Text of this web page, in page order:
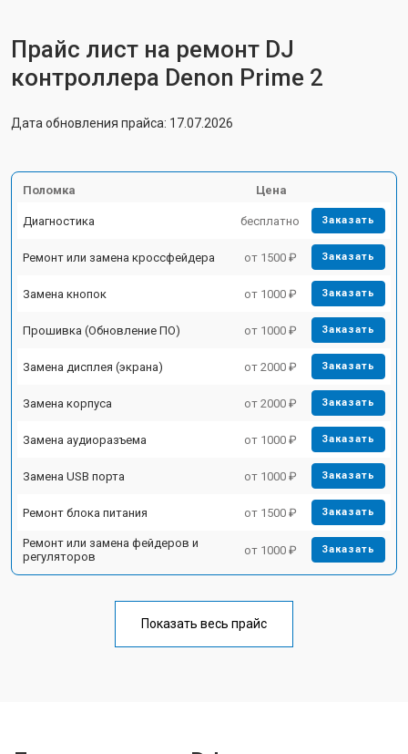
Прайс лист на ремонт DJ
контроллера Denon Prime 2
Дата обновления прайса: 17.07.2026
Поломка Цена
Диагностика бесплатно Заказать
Ремонт или замена кроссфейдера от 1500 ₽ Заказать
Замена кнопок от 1000 ₽ Заказать
Прошивка (Обновление ПО) от 1000 ₽ Заказать
Замена дисплея (экрана) от 2000 ₽ Заказать
Замена корпуса от 2000 ₽ Заказать
Замена аудиоразъема от 1000 ₽ Заказать
Замена USB порта от 1000 ₽ Заказать
Ремонт блока питания от 1500 ₽ Заказать
Ремонт или замена фейдеров и
регуляторов
от 1000 ₽ Заказать
Показать весь прайс